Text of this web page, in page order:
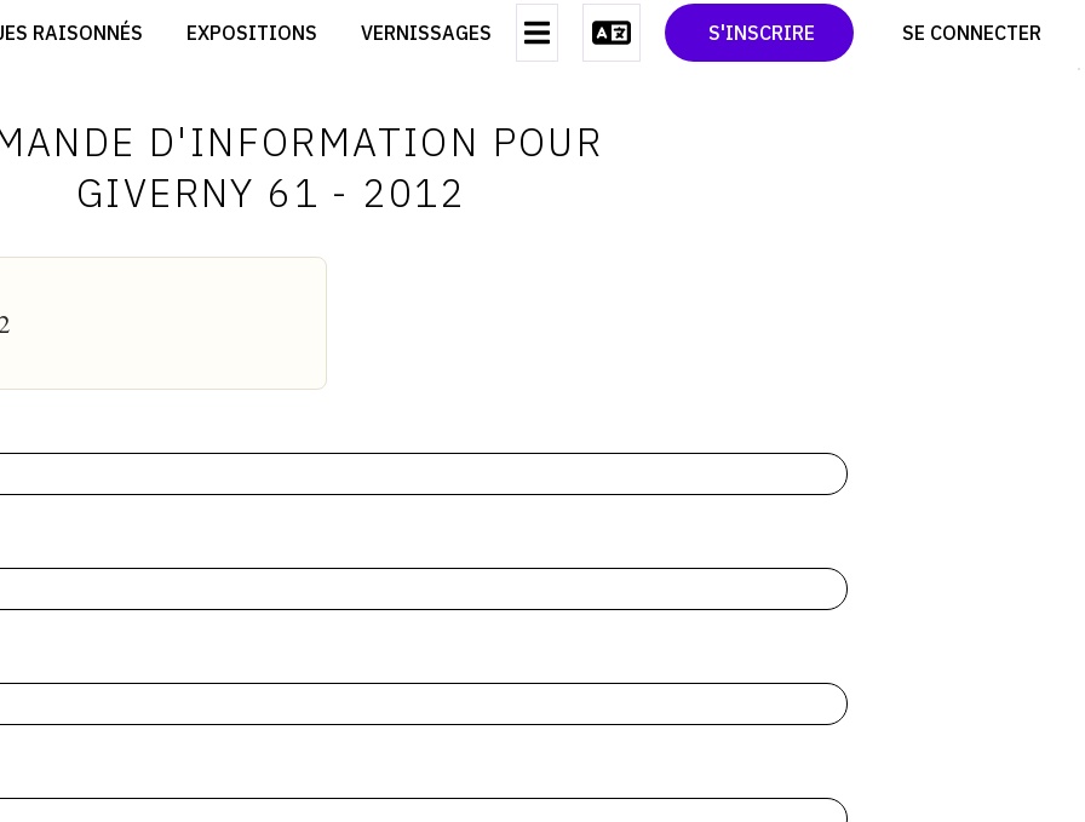
RAISONNÉS EXPOSITIONS VERNISSAGES S'INSCRIRE SE CONNECTER
CRÉER SON CATALOGUE D'EXPO
DEVENIR CONTRIBUTEUR
CONTACT
CGU
TWITTER
PINTEREST
D'INFORMATION POUR
GIVERNY 61 - 2012